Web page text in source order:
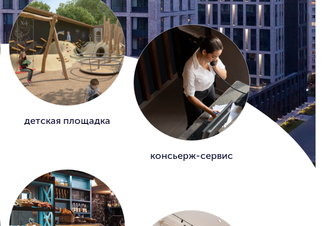
детская площадка
консьерж-сервис